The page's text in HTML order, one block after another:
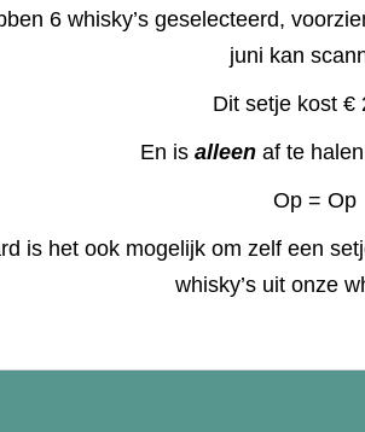
6 whisky’s geselecteerd,
juni kan
Dit setje kost €
En is alleenaf te
Op = Op
is het ook mogelijk om zelf een
whisky’s uit onze